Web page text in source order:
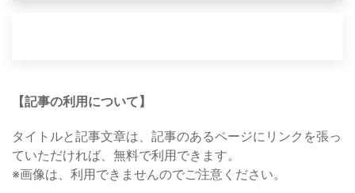
【記事の利用について】
タイトルと記事文章は、記事のあるページにリンクを張っ
ていただければ、無料で利用できます。
※画像は、利用できませんのでご注意ください。